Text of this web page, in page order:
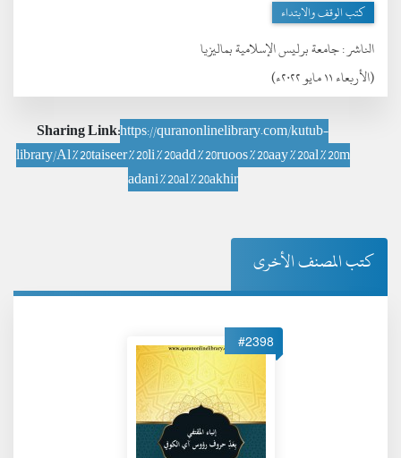
(الأربعاء ١١ مايو ٢٠٢٢ء)
الناشر :جامعة برليس الإسلامية بماليزيا
كتب الوقف والابتداء
Sharing Link:https://quranonlinelibrary.com/kutub-
library/Al%20taiseer%20li%20add%20ruoos%20aay%20al%20m
adani%20al%20akhir
كتب المصنف الأخرى
#2398